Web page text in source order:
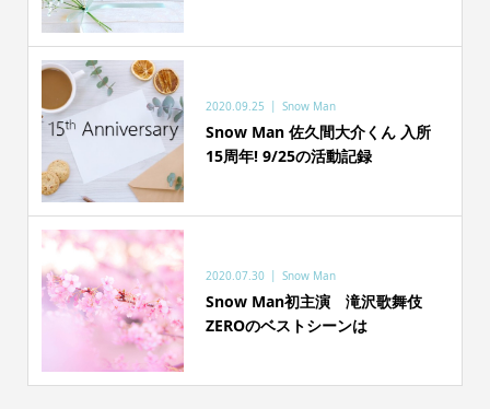
2020.09.25 Snow Man
Snow Man 佐久間大介くん 入所
15周年! 9/25の活動記録
2020.07.30 Snow Man
Snow Man初主演 滝沢歌舞伎
ZEROのベストシーンは